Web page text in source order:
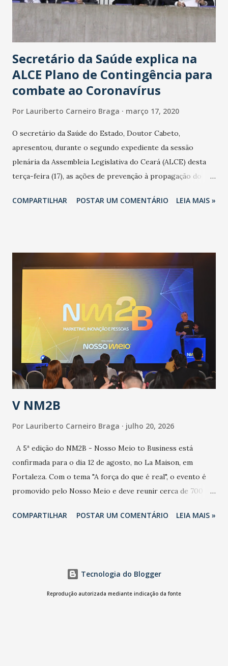
Secretário da Saúde explica na
ALCE Plano de Contingência para
combate ao Coronavírus
Por Lauriberto Carneiro Braga março 17, 2020
O secretário da Saúde do Estado, Doutor Cabeto,
apresentou, durante o segundo expediente da sessão
plenária da Assembleia Legislativa do Ceará (ALCE) desta
terça-feira (17), as ações de prevenção à propagação do
adotadas pelo Governo do Estado na contenção da
população suspeita e de cuidados com os ambientes
públicos e domiciliares. “Nós não estamos vivendo uma
epidemia comum, como temos em todos os anos, com
aumento de casos de dengue, influenza ou H1N1. Trata-se
de uma epidemia com um vírus diferente, com um poder de
contaminação maior que outros coronavírus”, apontou o
secretário. Segundo ele, é uma epidemia com chance de
contaminação alta, podendo gerar um grande risco à
população e ao sistema de saúde. “Precisamos saber fazer a
estratificação do risco da doença, para não so...
COMPARTILHAR POSTAR UM COMENTÁRIO LEIA MAIS »
V NM2B
Por Lauriberto Carneiro Braga julho 20, 2026
A 5ª edição do NM2B - Nosso Meio to Business está
confirmada para o dia 12 de agosto, no La Maison, em
Fortaleza. Com o tema "A força do que é real", o evento é
promovido pelo Nosso Meio e deve reunir cerca de 700
e lideranças do Mercado Nacional. Desde 2022, o NM2B
LinkedIn, VISA, Grupo 3corações, TikTok e M. Dias Branco.
A nova edição chega em um momento em que autenticidade
COMPARTILHAR POSTAR UM COMENTÁRIO LEIA MAIS »
Tecnologia do Blogger
Reprodução autorizada mediante indicação da fonte